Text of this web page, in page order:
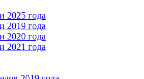
2025 года
2019 года
2020 года
2021 года